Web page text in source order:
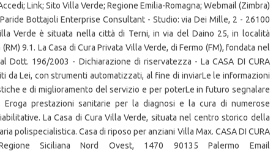
Link; Sito Villa Verde; Regione Emilia-Romagna; Webmail (Zimbra)
Bottajoli Enterprise Consultant - Studio: via Dei Mille, 2 - 26100
Verde è situata nella città di Terni, in via del Daino 25, in località
9.1. La Casa di Cura Privata Villa Verde, di Fermo (FM), fondata nel
Dott. 196/2003 - Dichiarazione di riservatezza - La CASA DI CURA
da Lei, con strumenti automatizzati, al fine di inviarLe le informazioni
e di miglioramento del servizio e per poterLe in futuro segnalare
prestazioni sanitarie per la diagnosi e la cura di numerose
La Casa di Cura Villa Verde, situata nel centro storico della
polispecialistica. Casa di riposo per anziani Villa Max. CASA DI CURA
Siciliana Nord Ovest, 1470 90135 Palermo Email